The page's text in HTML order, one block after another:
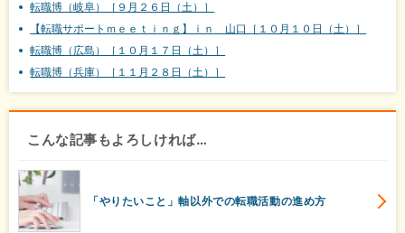
転職博（岐阜）［９月２６日（土）］
【転職サポートｍｅｅｔｉｎｇ】ｉｎ 山口［１０月１０日（土）］
転職博（広島）［１０月１７日（土）］
転職博（兵庫）［１１月２８日（土）］
こんな記事もよろしければ…
「やりたいこと」軸以外での転職活動の進め方